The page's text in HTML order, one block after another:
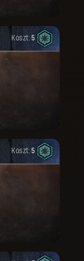
Koszt: 5
Koszt: 5